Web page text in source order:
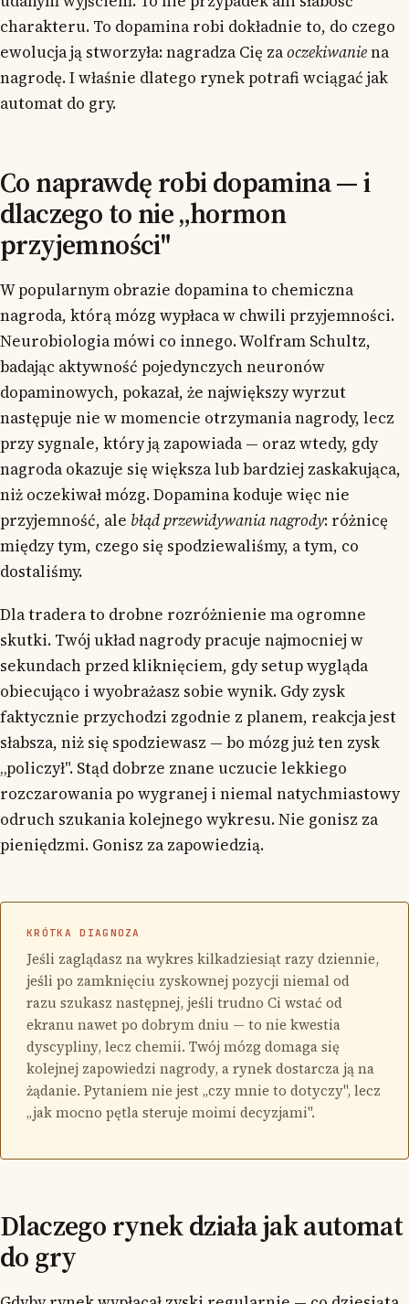
charakteru. To dopamina robi dokładnie to, do czego
ewolucja ją stworzyła: nagradza Cię zaoczekiwaniena
nagrodę. I właśnie dlatego rynek potrafi wciągać jak
automat do gry.
Co naprawdę robi dopamina — i
dlaczego to nie „hormon
przyjemności"
W popularnym obrazie dopamina to chemiczna
nagroda, którą mózg wypłaca w chwili przyjemności.
Neurobiologia mówi co innego. Wolfram Schultz,
badając aktywność pojedynczych neuronów
dopaminowych, pokazał, że największy wyrzut
następuje nie w momencie otrzymania nagrody, lecz
przy sygnale, który ją zapowiada — oraz wtedy, gdy
nagroda okazuje się większa lub bardziej zaskakująca,
niż oczekiwał mózg. Dopamina koduje więc nie
przyjemność, ale błąd przewidywania nagrody: różnicę
między tym, czego się spodziewaliśmy, a tym, co
dostaliśmy.
Dla tradera to drobne rozróżnienie ma ogromne
skutki. Twój układ nagrody pracuje najmocniej w
sekundach przed kliknięciem, gdy setup wygląda
obiecująco i wyobrażasz sobie wynik. Gdy zysk
faktycznie przychodzi zgodnie z planem, reakcja jest
słabsza, niż się spodziewasz — bo mózg już ten zysk
„policzył". Stąd dobrze znane uczucie lekkiego
rozczarowania po wygranej i niemal natychmiastowy
odruch szukania kolejnego wykresu. Nie gonisz za
pieniędzmi. Gonisz za zapowiedzią.
KRÓTKA DIAGNOZA
Jeśli zaglądasz na wykres kilkadziesiąt razy dziennie,
jeśli po zamknięciu zyskownej pozycji niemal od
razu szukasz następnej, jeśli trudno Ci wstać od
ekranu nawet po dobrym dniu — to nie kwestia
dyscypliny, lecz chemii. Twój mózg domaga się
kolejnej zapowiedzi nagrody, a rynek dostarcza ją na
żądanie. Pytaniem nie jest „czy mnie to dotyczy", lecz
„jak mocno pętla steruje moimi decyzjami".
Dlaczego rynek działa jak automat
do gry